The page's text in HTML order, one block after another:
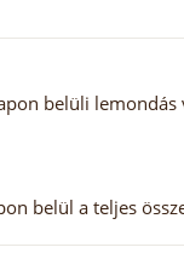
belüli
belül a teljes